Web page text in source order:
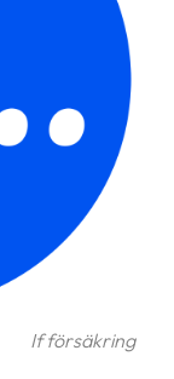
If försäkring